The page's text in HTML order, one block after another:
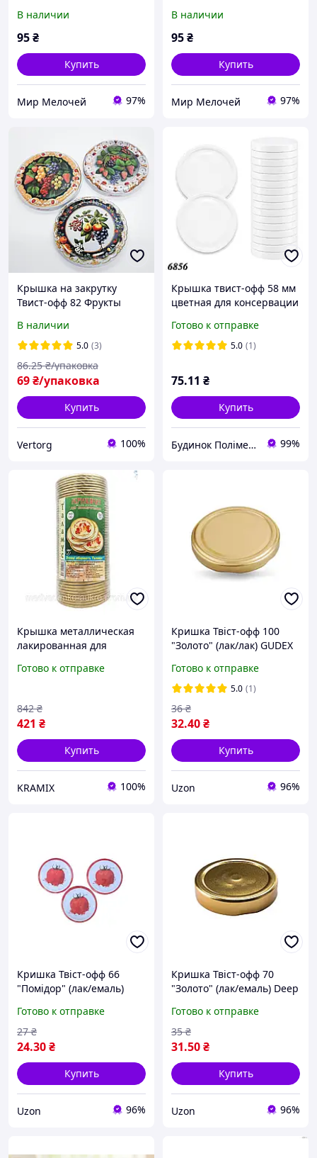
В наличии
95₴
Купить
Мир Мелочей 97%
В наличии
95₴
Купить
Мир Мелочей 97%
Крышка на закрутку
Твист-офф 82 Фрукты
(винтовая)
В наличии
5.0 (3)
69₴/упаковка
86.25 ₴/упаковка
Купить
Vertorg 100%
Крышка твист-офф 58 мм
цветная для консервации
Готово к отправке
5.0 (1)
75.11 ₴
Купить
Будинок Полімерів 99%
Крышка металлическая
лакированная для
для домашних заготовок
Готово к отправке
421 ₴
842 ₴
Купить
KRAMIX 100%
Кришка Твіст-офф 100
"Золото" (лак/лак) GUDEX
Готово к отправке
5.0 (1)
32.40₴
36 ₴
Купить
Uzon 96%
Кришка Твіст-офф 66
"Помідор" (лак/емаль)
Готово к отправке
24.30₴
27 ₴
Купить
Uzon 96%
Кришка Твіст-офф 70
"Золото" (лак/емаль) Deep
Готово к отправке
31.50₴
35 ₴
Купить
Uzon 96%